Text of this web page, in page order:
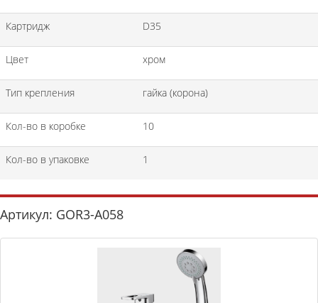
Картридж D35
Цвет хром
Тип крепления гайка (корона)
Кол-во в коробке 10
Кол-во в упаковке 1
Артикул: GOR3-A058